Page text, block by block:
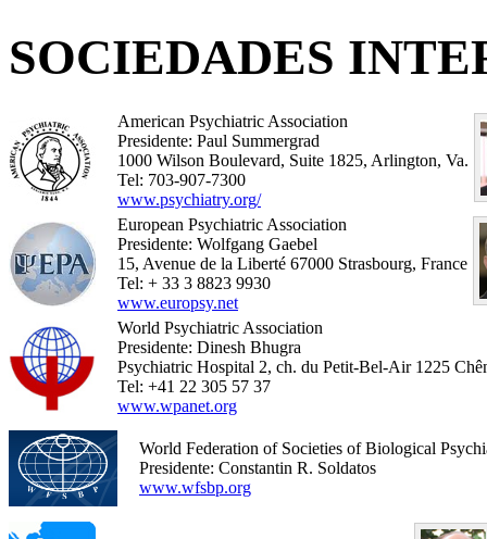
SOCIEDADES
American Psychiatric Association
Presidente: Paul Summergrad
1000 Wilson Boulevard, Suite 1825, Arlington, Va.
Tel: 703-907-7300
www.psychiatry.org/
European Psychiatric Association
Presidente: Wolfgang Gaebel
15, Avenue de la Liberté 67000 Strasbourg, France
Tel: + 33 3 8823 9930
www.europsy.net
World Psychiatric Association
Presidente: Dinesh Bhugra
Psychiatric Hospital 2, ch. du Petit-Bel-Air 1225
Tel: +41 22 305 57 37
www.wpanet.org
World Federation of Societies of Biological
Presidente: Constantin R. Soldatos
www.wfsbp.org